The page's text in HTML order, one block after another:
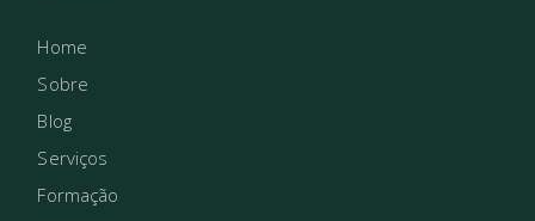
Home
Sobre
Blog
Serviços
Formação